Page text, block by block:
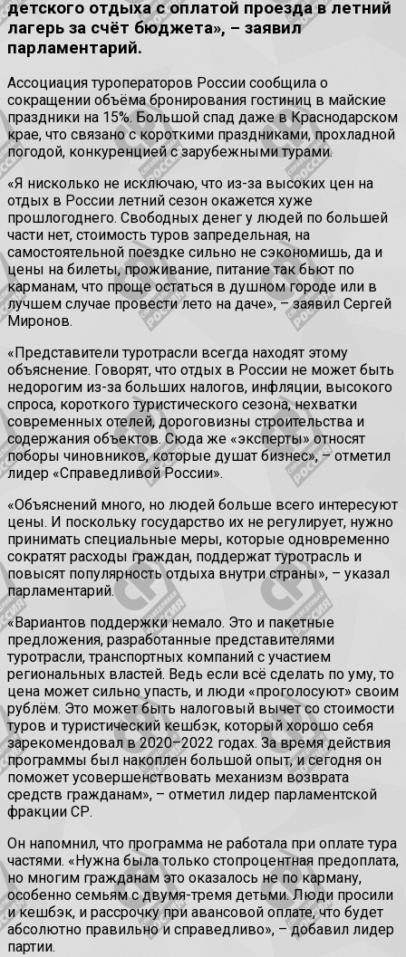
детского отдыха с оплатой проезда в летний
лагерь за счёт бюджета», – заявил
парламентарий.
Ассоциация туроператоров России сообщила о
сокращении объёма бронирования гостиниц в майские
праздники на 15%. Большой спад даже в Краснодарском
крае, что связано с короткими праздниками, прохладной
погодой, конкуренцией с зарубежными турами.
«Я нисколько не исключаю, что из-за высоких цен на
отдых в России летний сезон окажется хуже
прошлогоднего. Свободных денег у людей по большей
части нет, стоимость туров запредельная, на
самостоятельной поездке сильно не сэкономишь, да и
цены на билеты, проживание, питание так бьют по
карманам, что проще остаться в душном городе или в
лучшем случае провести лето на даче», – заявил Сергей
Миронов.
«Представители туротрасли всегда находят этому
объяснение. Говорят, что отдых в России не может быть
недорогим из-за больших налогов, инфляции, высокого
спроса, короткого туристического сезона, нехватки
современных отелей, дороговизны строительства и
содержания объектов. Сюда же «эксперты» относят
поборы чиновников, которые душат бизнес», – отметил
лидер «Справедливой России».
«Объяснений много, но людей больше всего интересуют
цены. И поскольку государство их не регулирует, нужно
принимать специальные меры, которые одновременно
сократят расходы граждан, поддержат туротрасль и
повысят популярность отдыха внутри страны», – указал
парламентарий.
«Вариантов поддержки немало. Это и пакетные
предложения, разработанные представителями
туротрасли, транспортных компаний с участием
региональных властей. Ведь если всё сделать по уму, то
цена может сильно упасть, и люди «проголосуют» своим
рублём. Это может быть налоговый вычет со стоимости
туров и туристический кешбэк, который хорошо себя
зарекомендовал в 2020–2022 годах. За время действия
программы был накоплен большой опыт, и сегодня он
поможет усовершенствовать механизм возврата
средств гражданам», – отметил лидер парламентской
фракции СР.
Он напомнил, что программа не работала при оплате тура
частями. «Нужна была только стопроцентная предоплата,
но многим гражданам это оказалось не по карману,
особенно семьям с двумя-тремя детьми. Люди просили
и кешбэк, и рассрочку при авансовой оплате, что будет
абсолютно правильно и справедливо», – добавил лидер
партии.